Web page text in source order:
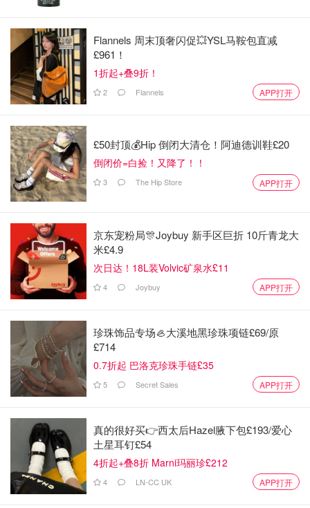
图片来自于@In Hiking Gear Guides，版权属于原作者
选购雨衣或防水外套时，考虑到英国的气候特点，选择能适
应多个季节的款式尤为重要。
内搭毛衣或薄外套，以适应气温变化。
可拆卸内衬：一些外套配有可拆卸的内衬或绒里，能够
在温暖季节移除内衬，冬季保暖使用，增加实用性。
防风设计：
带有防风功能的外套，在寒冷多风的季节依
英国雨衣/防水外套品牌推荐
以下是英国市场上几款实用且备受好评的雨衣/防水外套品
牌和款式：
1. Barbour 防水外套
Barbour 一直在位于英格兰东北部南希尔兹的自家工厂生产
其传统的蜡夹克，品牌距今已有100多年的历史。Barbour
夹克专为户外生活而设计。从蜡质夹克到绗缝款式，都设计
Flannels 周末顶奢闪促💥YSL马鞍包直减
£961！
1折起+叠9折！
2 Flannels APP打开
£50封顶💰Hip 倒闭大清仓！阿迪德训鞋£20
倒闭价=白捡！又降了！！
3 The Hip Store APP打开
京东宠粉局🎊Joybuy 新手区巨折 10斤青龙大
米£4.9
次日达！18L装Volvic矿泉水£11
4 Joybuy APP打开
珍珠饰品专场🦪大溪地黑珍珠项链£69/原
£714
0.7折起 巴洛克珍珠手链£35
5 Secret Sales APP打开
真的很好买👉西太后Hazel腋下包£193/爱心
土星耳钉£54
4折起+叠8折 Marni玛丽珍£212
4 LN-CC UK APP打开